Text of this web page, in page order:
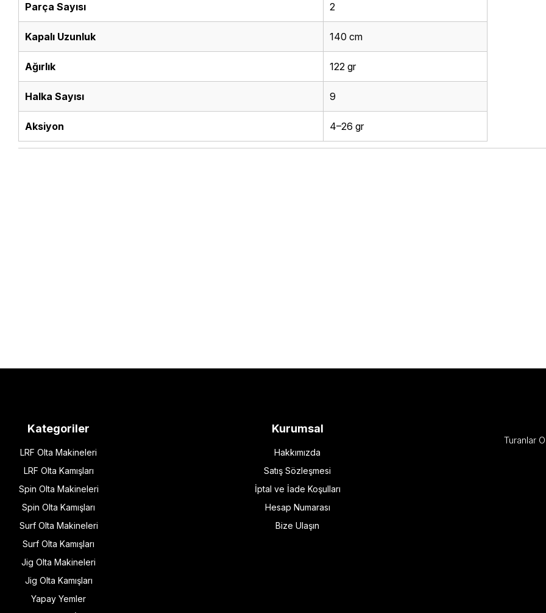
Parça Sayısı 2
Kapalı Uzunluk 140 cm
Ağırlık 122 gr
Halka Sayısı 9
Aksiyon 4–26 gr
Kategoriler
LRF Olta Makineleri
LRF Olta Kamışları
Spin Olta Makineleri
Spin Olta Kamışları
Surf Olta Makineleri
Surf Olta Kamışları
Jig Olta Makineleri
Jig Olta Kamışları
Yapay Yemler
Kurumsal
Hakkımızda
Satış Sözleşmesi
İptal ve İade Koşulları
Hesap Numarası
Bize Ulaşın
Turanlar